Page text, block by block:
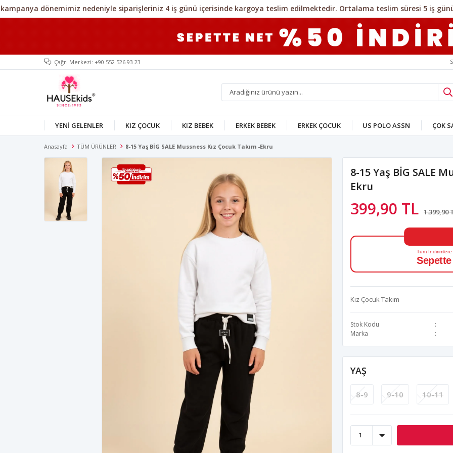
Çağrı Merkezi: +90 552 526 93 23
YENİ GELENLER KIZ ÇOCUK KIZ BEBEK ERKEK BEBEK ERKEK ÇOCUK US POLO ASSN ÇOK
Anasayfa TÜM ÜRÜNLER 8-15 Yaş BİG SALE Mussness Kız Çocuk Takım -Ekru
8-15 Yaş BİG SALE
Ekru
399,90 TL 1.399,90
Tüm İndirimlere
Kız Çocuk Takım
Stok Kodu
Marka
YAŞ
8-9 9-10 10-11